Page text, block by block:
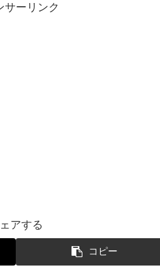
サーリンク
アする
コピー